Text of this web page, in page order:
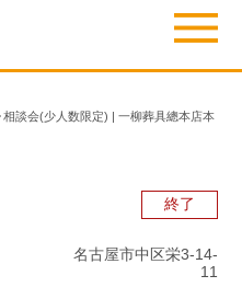
談会(少人数限定) | 一柳葬具總本店本
終了
名古屋市中区栄3-14-
11